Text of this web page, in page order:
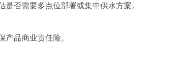
否需要多点位部署或集中供水方案。
品商业责任险。